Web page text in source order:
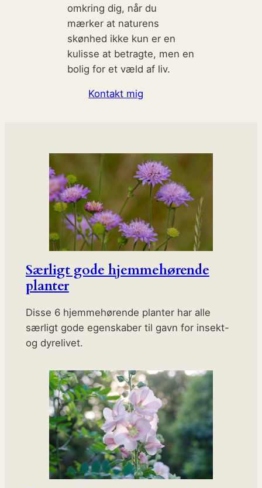
omkring dig, når du
mærker at naturens
skønhed ikke kun er en
kulisse at betragte, men en
bolig for et væld af liv.
Kontakt mig
Særligt gode hjemmehørende
planter
Disse 6 hjemmehørende planter har alle
særligt gode egenskaber til gavn for insekt-
og dyrelivet.